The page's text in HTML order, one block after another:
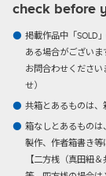
check before
掲載作品中「SOLD
ある場合がございま
お問合わせくださ
せ）
共箱とあるものは、
箱なしとあるものは
製作、作者箱書き等
【二方桟（真田紐